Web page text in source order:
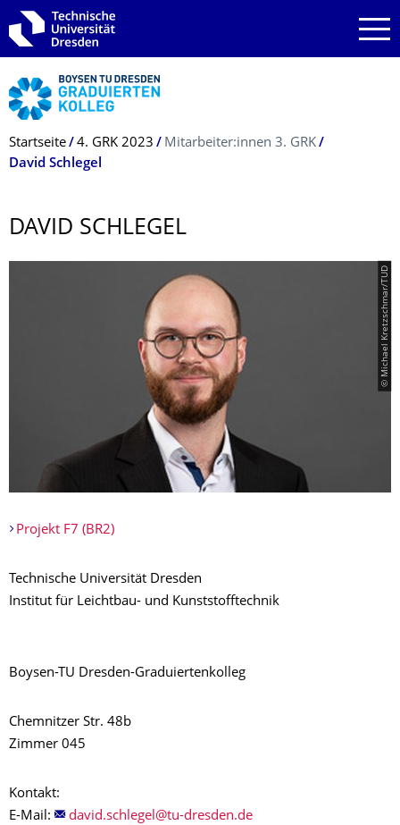
Zur Hauptnavigation springen
Zur Suche springen
Zum Inhalt springen
Breadcrumb-Menü
Startseite 4. GRK 2023
Mitarbeiter:innen 3. GRK
David Schlegel
DAVID SCHLEGEL
© Michael Kretzschmar/TUD
Projekt F7 (BR2)
Technische Universität Dresden
Institut für Leichtbau- und Kunststofftechnik
Boysen-TU Dresden-Graduiertenkolleg
Chemnitzer Str. 48b
Zimmer 045
Kontakt:
E-Mail: